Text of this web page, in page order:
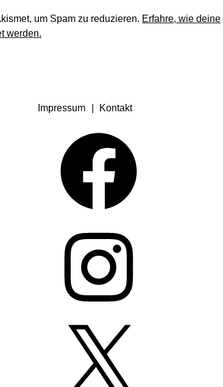
um Spam zu reduzieren. Erfahre, wie deine
werden.
Impressum Kontakt